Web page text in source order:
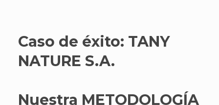
Caso de éxito: TANY
NATURE S.A.
Nuestra METODOLOGÍA